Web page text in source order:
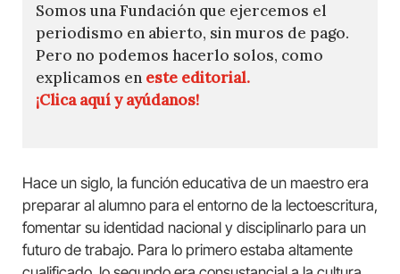
Somos una Fundación que ejercemos el
periodismo en abierto, sin muros de pago.
Pero no podemos hacerlo solos, como
explicamos en este editorial.
¡Clica aquí y ayúdanos!
Hace un siglo, la función educativa de un maestro era
preparar al alumno para el entorno de la lectoescritura,
fomentar su identidad nacional y disciplinarlo para un
futuro de trabajo. Para lo primero estaba altamente